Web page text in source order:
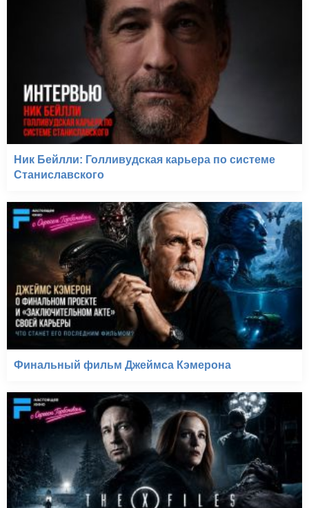
Ник Бейлли: Голливудская карьера по системе
Станиславского
Финальный фильм Джеймса Кэмерона